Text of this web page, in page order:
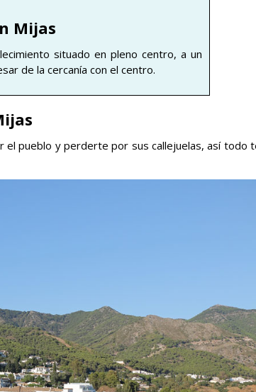
Mijas
situado en pleno centro, a un
de la cercanía con el centro.
pueblo y perderte por sus callejuelas, así todo